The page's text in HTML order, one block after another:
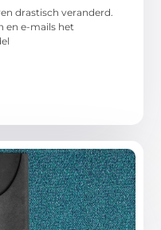
drastisch veranderd.
en e-mails het